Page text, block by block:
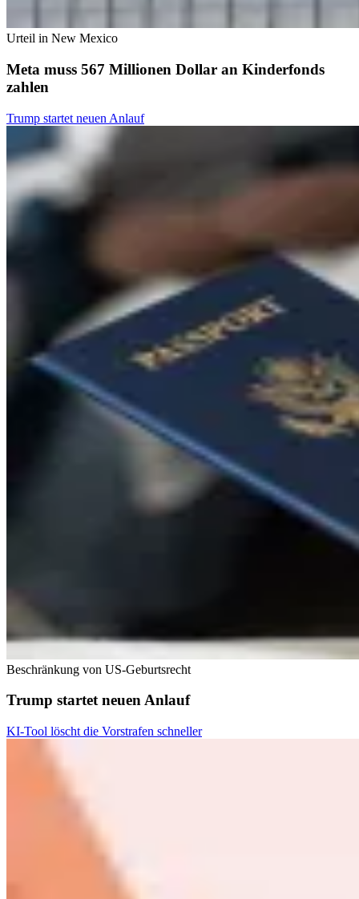
Urteil in New Mexico
Meta muss 567 Millionen Dollar an Kinderfonds
zahlen
Trump startet neuen Anlauf
Beschränkung von US-Geburtsrecht
Trump startet neuen Anlauf
KI-Tool löscht die Vorstrafen schneller